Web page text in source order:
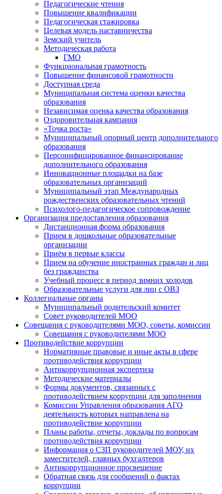
Педагогические чтения
Повышение квалификации
Педагогическая стажировка
Целевая модель наставничества
Земский учитель
Методическая работа
ГМО
Функциональная грамотность
Повышение финансовой грамотности
Доступная среда
Муниципальная система оценки качества
образования
Независимая оценка качества образования
Оздоровительная кампания
«Точка роста»
Муниципальный опорный центр дополнительного
образования
Персонифицированное финансирование
дополнительного образования
Инновационные площадки на базе
образовательных организаций
Муниципальный этап Международных
рождественских образовательных чтений
Психолого-педагогическое сопровождение
Организация предоставления образования
Дистанционная форма образования
Прием в дошкольные образовательные
организации
Приём в первые классы
Прием на обучение иностранных граждан и лиц
без гражданства
Учебный процесс в период зимних холодов
Образовательные услуги для лиц с ОВЗ
Коллегиальные органы
Муниципальный родительский комитет
Совет руководителей МОО
Совещания с руководителями МОО, советы, комиссии
Совещания с руководителями МОО
Противодействие коррупции
Нормативные правовые и иные акты в сфере
противодействия коррупции
Антикоррупционная экспертиза
Методические материалы
Формы документов, связанных с
противодействием коррупции для заполнения
Комиссии Управления образования АГО
деятельность которых направлена на
противодействие коррупции
Планы работы, отчеты, доклады по вопросам
противодействия коррупции
Информация о СЗП руководителей МОУ, их
заместителей, главных бухгалтеров
Антикоррупционное просвещение
Обратная связь для сообщений о фактах
коррупции